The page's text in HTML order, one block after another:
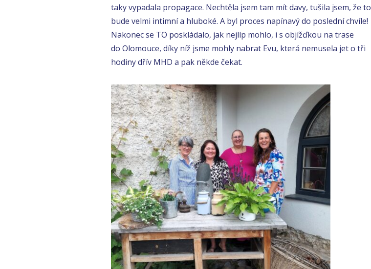
taky vypadala propagace. Nechtěla jsem tam mít davy, tušila jsem, že to
bude velmi intimní a hluboké. A byl proces napínavý do poslední chvíle!
Nakonec se TO poskládalo, jak nejlíp mohlo, i s objížďkou na trase
do Olomouce, díky níž jsme mohly nabrat Evu, která nemusela jet o tři
hodiny dřív MHD a pak někde čekat.